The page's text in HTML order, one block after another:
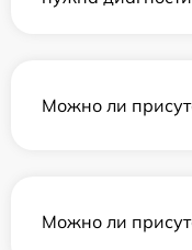
Можно ли
Можно ли